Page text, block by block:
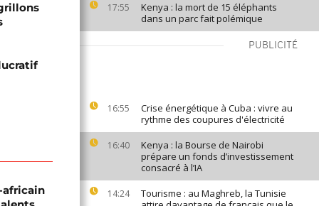
17:55
Kenya : la mort de 15 éléphants
dans un parc fait polémique
PUBLICITÉ
16:55
Crise énergétique à Cuba : vivre au
rythme des coupures d'électricité
16:40
Kenya : la Bourse de Nairobi
prépare un fonds d’investissement
consacré à l’IA
14:24
Tourisme : au Maghreb, la Tunisie
africain